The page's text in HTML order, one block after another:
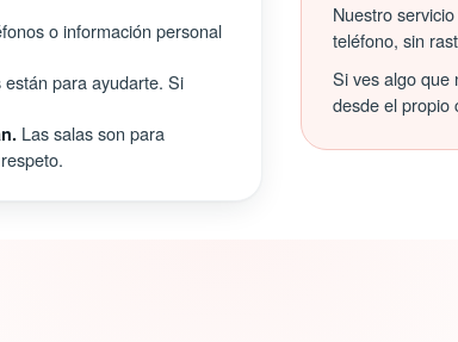
o información personal
para ayudarte. Si
Las salas son para
Nuestro
teléfono, sin
Si ves algo que
desde el propio